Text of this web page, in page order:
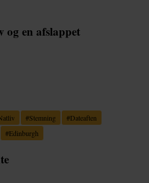
og en afslappet
#Stemning #Dateaften
#Edinburgh